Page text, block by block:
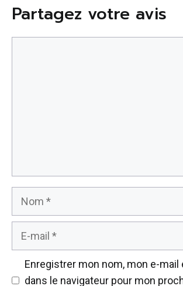
Partagez votre avis
Enregistrer mon nom, mon e-mail
dans le navigateur pour mon